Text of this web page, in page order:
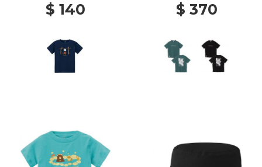
$ 140 $ 370